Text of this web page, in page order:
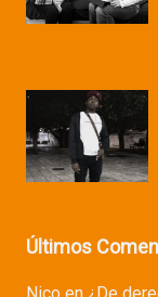
Últimos